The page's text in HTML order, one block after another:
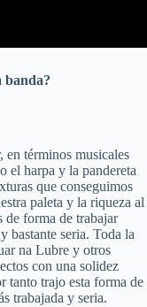
banda?
en términos musicales
el harpa y la pandereta
que conseguimos
paleta y la riqueza al
de forma de trabajar
bastante seria. Toda la
na Lubre y otros
con una solidez
tanto trajo esta forma de
trabajada y seria.